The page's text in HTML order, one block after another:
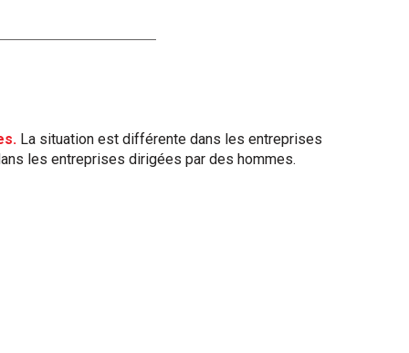
La situation est différente dans les entreprises
les entreprises dirigées par des hommes.